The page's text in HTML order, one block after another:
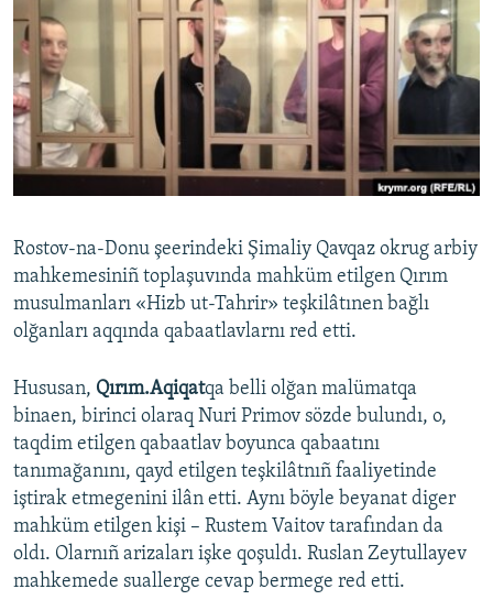
BLOGLAR
FİKİR
Русский
Українською
RFE/RS bütün saytları
Rostov-na-Donu şeerindeki Şimaliy Qavqaz okrug arbiy
mahkemesiniñ toplaşuvında mahküm etilgen Qırım
musulmanları «Hizb ut-Tahrir» teşkilâtınen bağlı
olğanları aqqında qabaatlavlarnı red etti.
Hususan, Qırım.Aqiqatqa belli olğan malümatqa
binaen, birinci olaraq Nuri Primov sözde bulundı, o,
taqdim etilgen qabaatlav boyunca qabaatını
tanımağanını, qayd etilgen teşkilâtnıñ faaliyetinde
iştirak etmegenini ilân etti. Aynı böyle beyanat diger
mahküm etilgen kişi – Rustem Vaitov tarafından da
oldı. Olarnıñ arizaları işke qoşuldı. Ruslan Zeytullayev
mahkemede suallerge cevap bermege red etti.